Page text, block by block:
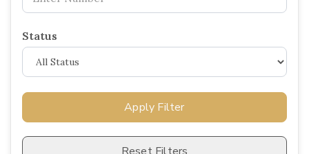
Status
Apply Filter
Reset Filters